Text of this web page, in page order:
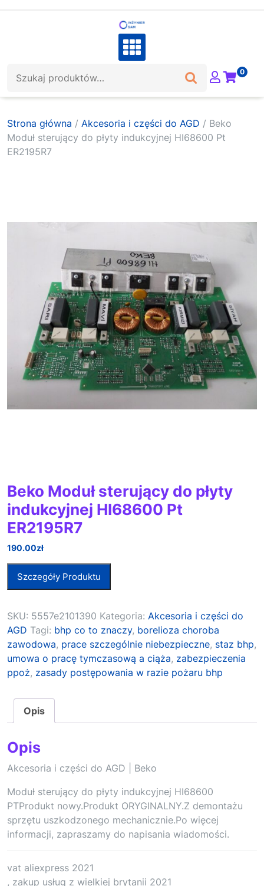
0
Strona główna / Akcesoria i części do AGD / Beko
Moduł sterujący do płyty indukcyjnej HI68600 Pt
ER2195R7
Beko Moduł sterujący do płyty
indukcyjnej HI68600 Pt
ER2195R7
190.00zł
Szczegóły Produktu
SKU: 5557e2101390 Kategoria: Akcesoria i części do
AGD Tagi: bhp co to znaczy, borelioza choroba
zawodowa, prace szczególnie niebezpieczne, staz bhp,
umowa o pracę tymczasową a ciąża, zabezpieczenia
ppoż, zasady postępowania w razie pożaru bhp
Opis
Opis
Akcesoria i części do AGD | Beko
Moduł sterujący do płyty indukcyjnej HI68600
PTProdukt nowy.Produkt ORYGINALNY.Z demontażu
sprzętu uszkodzonego mechanicznie.Po więcej
informacji, zapraszamy do napisania wiadomości.
vat aliexpress 2021
, zakup usług z wielkiej brytanii 2021